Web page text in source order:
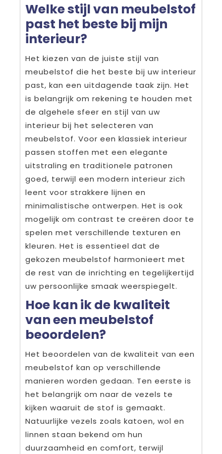
Welke stijl van meubelstof
past het beste bij mijn
interieur?
Het kiezen van de juiste stijl van
meubelstof die het beste bij uw interieur
past, kan een uitdagende taak zijn. Het
is belangrijk om rekening te houden met
de algehele sfeer en stijl van uw
interieur bij het selecteren van
meubelstof. Voor een klassiek interieur
passen stoffen met een elegante
uitstraling en traditionele patronen
goed, terwijl een modern interieur zich
leent voor strakkere lijnen en
minimalistische ontwerpen. Het is ook
mogelijk om contrast te creëren door te
spelen met verschillende texturen en
kleuren. Het is essentieel dat de
gekozen meubelstof harmonieert met
de rest van de inrichting en tegelijkertijd
uw persoonlijke smaak weerspiegelt.
Hoe kan ik de kwaliteit
van een meubelstof
beoordelen?
Het beoordelen van de kwaliteit van een
meubelstof kan op verschillende
manieren worden gedaan. Ten eerste is
het belangrijk om naar de vezels te
kijken waaruit de stof is gemaakt.
Natuurlijke vezels zoals katoen, wol en
linnen staan bekend om hun
duurzaamheid en comfort, terwijl